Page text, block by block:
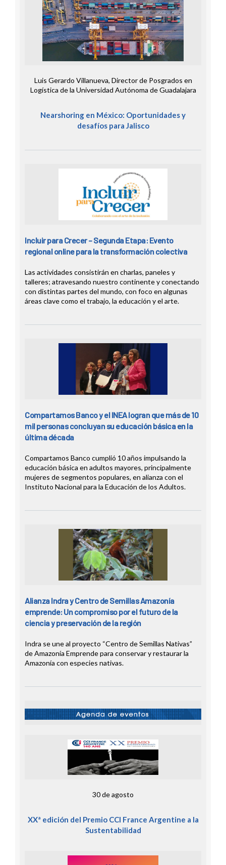
Luis Gerardo Villanueva, Director de Posgrados en
Logística de la Universidad Autónoma de Guadalajara
Nearshoring en México: Oportunidades y
desafíos para Jalisco
Incluir para Crecer – Segunda Etapa: Evento
regional online para la transformación colectiva
Las actividades consistirán en charlas, paneles y
talleres; atravesando nuestro continente y conectando
con distintas partes del mundo, con foco en algunas
áreas clave como el trabajo, la educación y el arte.
Compartamos Banco y el INEA logran que más de 10
mil personas concluyan su educación básica en la
última década
Compartamos Banco cumplió 10 años impulsando la
educación básica en adultos mayores, principalmente
mujeres de segmentos populares, en alianza con el
Instituto Nacional para la Educación de los Adultos.
Alianza Indra y Centro de Semillas Amazonía
emprende: Un compromiso por el futuro de la
ciencia y preservación de la región
Indra se une al proyecto “Centro de Semillas Nativas”
de Amazonía Emprende para conservar y restaurar la
Amazonía con especies nativas.
30 de agosto
XXª edición del Premio CCI France Argentine a la
Sustentabilidad